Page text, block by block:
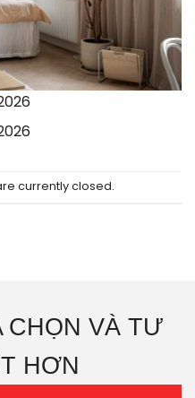
currently closed.
CHỌN VÀ TƯ
HƠN